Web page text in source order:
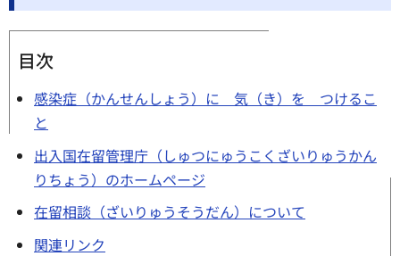
目次
感染症（かんせんしょう）に 気（き）を つけるこ
と
出入国在留管理庁（しゅつにゅうこくざいりゅうかん
りちょう）のホームページ
在留相談（ざいりゅうそうだん）について
関連リンク